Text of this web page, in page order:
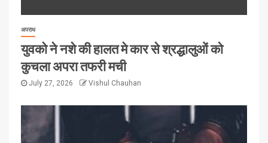
अपराध
युवको ने नशे की हालत मे कार से श्रद्धालुओं को
कुचला अपरा तफरी मची
July 27, 2026 Vishul Chauhan